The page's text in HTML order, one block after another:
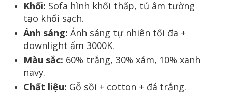
Khối: Sofa hình khối thấp, tủ âm tường
tạo khối sạch.
Ánh sáng: Ánh sáng tự nhiên tối đa +
downlight ấm 3000K.
Màu sắc: 60% trắng, 30% xám, 10% xanh
navy.
Chất liệu: Gỗ sồi + cotton + đá trắng.